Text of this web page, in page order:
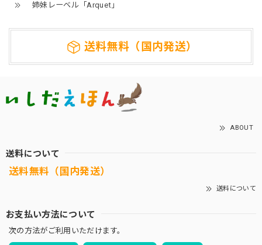
姉妹レーベル「Arquet」
送料無料（国内発送）
ABOUT
送料について
送料無料（国内発送）
送料について
お支払い方法について
次の方法がご利用いただけます。